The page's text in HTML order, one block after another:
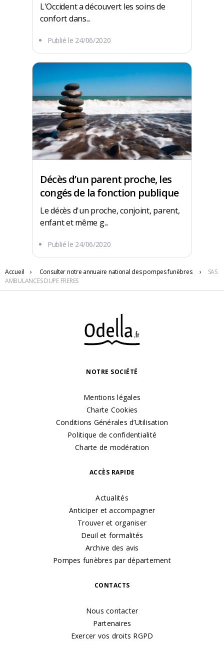
21 RUE GUY PASCAUD
16260 Chasseneuil-sur-Bonnieure
L'Occident a découvert les soins de
confort dans...
Publié le 24/06/2020
Décès d’un parent proche, les
congés de la fonction publique
Le décès d'un proche, conjoint, parent,
enfant et même g...
Publié le 24/06/2020
Accueil › Consulter notre annuaire national des pompes funèbres ›
SAS
AMBULANCES DUPE FRERES
NOTRE SOCIÉTÉ
Mentions légales
Charte Cookies
Conditions Générales d’Utilisation
Politique de confidentialité
Charte de modération
ACCÈS RAPIDE
Actualités
Anticiper et accompagner
Trouver et organiser
Deuil et formalités
Archive des avis
Pompes funèbres par département
CONTACTS
Nous contacter
Partenaires
Exercer vos droits RGPD